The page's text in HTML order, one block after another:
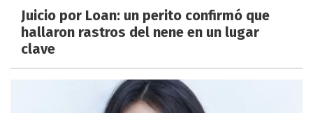
Juicio por Loan: un perito confirmó que
hallaron rastros del nene en un lugar
clave